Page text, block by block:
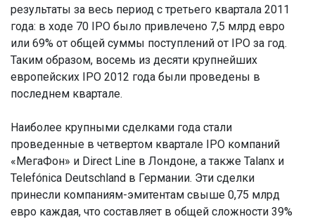
результаты за весь период с третьего квартала 2011
года: в ходе 70 IPO было привлечено 7,5 млрд евро
или 69% от общей суммы поступлений от IPO за год.
Таким образом, восемь из десяти крупнейших
европейских IPO 2012 года были проведены в
последнем квартале.
Наиболее крупными сделками года стали
проведенные в четвертом квартале IPO компаний
«МегаФон» и Direct Line в Лондоне, а также Talanx и
Telefónica Deutschland в Германии. Эти сделки
принесли компаниям-эмитентам свыше 0,75 млрд
евро каждая, что составляет в общей сложности 39%